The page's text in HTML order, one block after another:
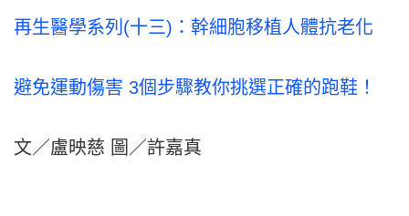
再生醫學系列(十三)：幹細胞移植人體抗老化
避免運動傷害 3個步驟教你挑選正確的跑鞋！
文／盧映慈 圖／許嘉真